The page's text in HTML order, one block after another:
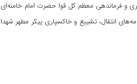
و فرماندهی معظم کل قوا حضرت امام خامنه‌ای
انتقال، تشییع و خاکسپاری پیکر مطهر شهدا